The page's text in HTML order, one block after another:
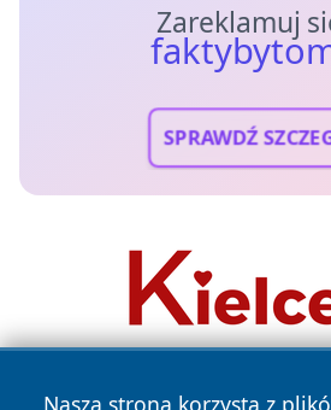
Zareklamuj
SPRAWDŹ
Nasza strona korzysta z